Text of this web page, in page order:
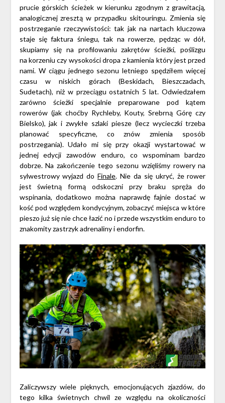
prucie górskich ścieżek w kierunku zgodnym z grawitacją,
analogicznej zresztą w przypadku skitouringu. Zmienia się
postrzeganie rzeczywistości: tak jak na nartach kluczowa
staje się faktura śniegu, tak na rowerze, pędząc w dół,
skupiamy się na profilowaniu zakrętów ścieżki, poślizgu
na korzeniu czy wysokości dropa z kamienia który jest przed
nami. W ciągu jednego sezonu letniego spędziłem więcej
czasu w niskich górach (Beskidach, Bieszczadach,
Sudetach), niż w przeciągu ostatnich 5 lat. Odwiedzałem
zarówno ścieżki specjalnie preparowane pod kątem
rowerów (jak choćby Rychleby, Kouty, Srebrną Górę czy
Bielsko), jak i zwykłe szlaki piesze (lecz wycieczki trzeba
planować specyficzne, co znów zmienia sposób
postrzegania). Udało mi się przy okazji wystartować w
jednej edycji zawodów enduro, co wspominam bardzo
dobrze. Na zakończenie tego sezonu wzięliśmy rowery na
sylwestrowy wyjazd doFinale. Nie da się ukryć, że rower
jest świetną formą odskoczni przy braku spręża do
wspinania, dodatkowo można naprawdę fajnie dostać w
kość pod względem kondycyjnym, zobaczyć miejsca w które
pieszo już się nie chce łazić no i przede wszystkim enduro to
znakomity zastrzyk adrenaliny i endorfin.
Zaliczywszy wiele pięknych, emocjonujących zjazdów, do
tego kilka świetnych chwil ze względu na okoliczności